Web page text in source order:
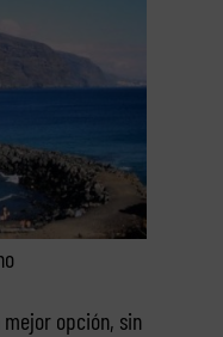
opción, sin